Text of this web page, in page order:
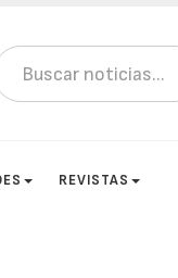
REVISTAS